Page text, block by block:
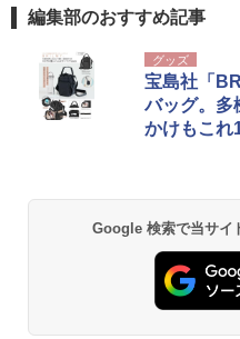
編集部のおすすめ記事
グッズ
宝島社「
バッグ。多
かけもこれ
Google 検索で当サイ